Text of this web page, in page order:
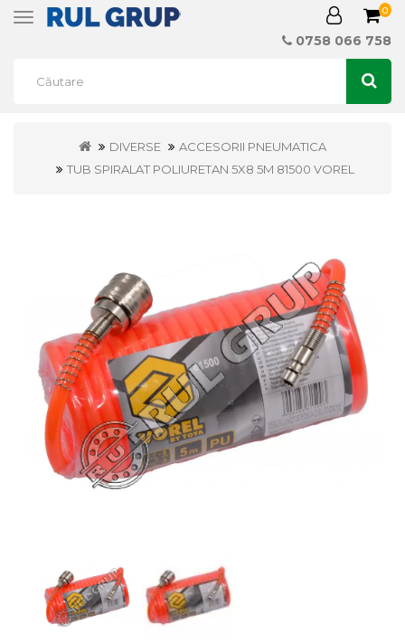
Toggle
0
0758 066 758
DIVERSE
ACCESORII PNEUMATICA
TUB SPIRALAT POLIURETAN 5X8 5M 81500 VOREL